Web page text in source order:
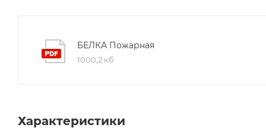
БЕЛКА Пожарная
1000,2 кб
Характеристики